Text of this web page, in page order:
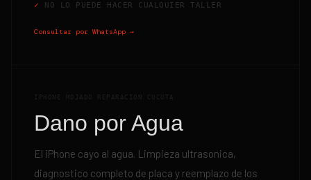
NO LO PUEDE HACER CUALQUIER TALLER
Consultar por WhatsApp →
IPHONE MOJADO REPARACION CUCUTA
Dano por Agua
El iPhone cayo al agua. Limpieza ultrasonica,
diagnostico completo de placa y reemplazo de los